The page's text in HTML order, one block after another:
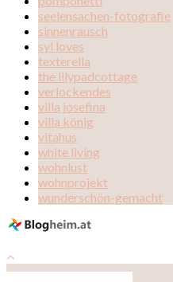
seelensachen-fotografie
sinnenrausch
syl loves
texterella
the lilypadcottage
verlockendes
villa josefina
villa könig
vitahus
white living
wohnlust
wohnprojekt
wunderschön-gemacht